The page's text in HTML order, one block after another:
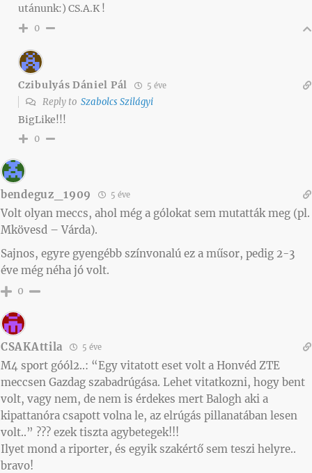
utánunk:) CS.A.K !
0
Czibulyás Dániel Pál 5 éve
Reply to Szabolcs Szilágyi
BigLike!!!
0
bendeguz_1909 5 éve
Volt olyan meccs, ahol még a gólokat sem mutatták meg (pl.
Mkövesd – Várda).
Sajnos, egyre gyengébb színvonalú ez a műsor, pedig 2-3
éve még néha jó volt.
0
CSAKAttila 5 éve
M4 sport góól2..: “Egy vitatott eset volt a Honvéd ZTE
meccsen Gazdag szabadrúgása. Lehet vitatkozni, hogy bent
volt, vagy nem, de nem is érdekes mert Balogh aki a
kipattanóra csapott volna le, az elrúgás pillanatában lesen
volt..” ??? ezek tiszta agybetegek!!!
Ilyet mond a riporter, és egyik szakértő sem teszi helyre..
bravo!